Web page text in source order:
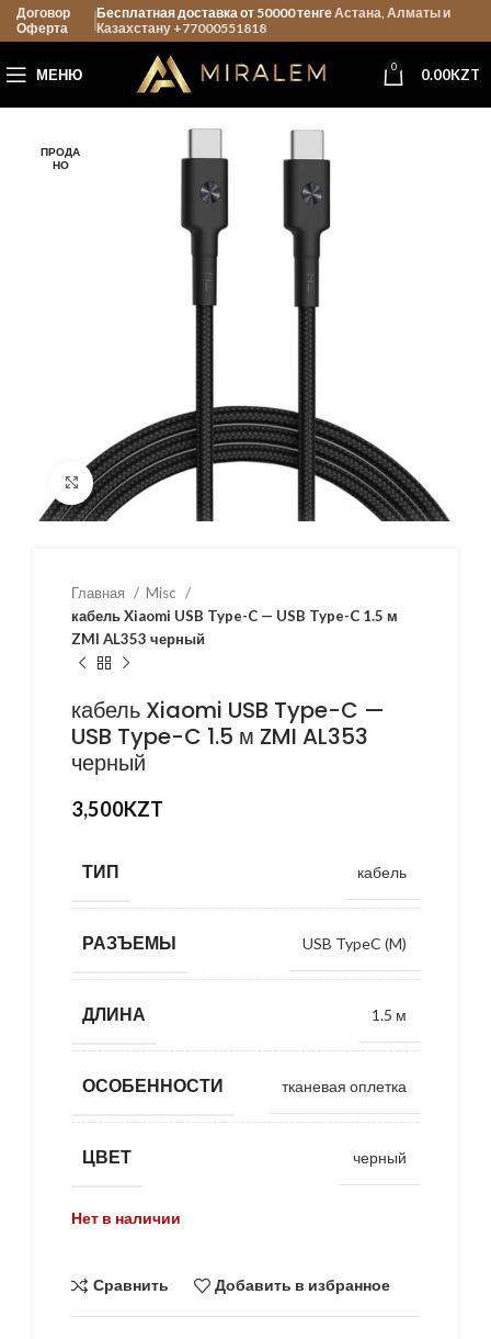
Договор
Оферта
Бесплатная доставка от 50000 тенгеАстана, Алматы и
Казахстану +77000551818
МЕНЮ 0 0.00KZT
ПРОДА
НО
Нажмите, чтобы увеличить
Главная
Misc
кабель Xiaomi USB Type-C — USB Type-C 1.5 м
ZMI AL353 черный
кабель Xiaomi USB Type-C —
USB Type-C 1.5 м ZMI AL353
черный
3,500KZT
ТИП кабель
РАЗЪЕМЫ USB TypeC (M)
ДЛИНА 1.5 м
ОСОБЕННОСТИ тканевая оплетка
ЦВЕТ черный
Нет в наличии
Сравнить Добавить в избранное